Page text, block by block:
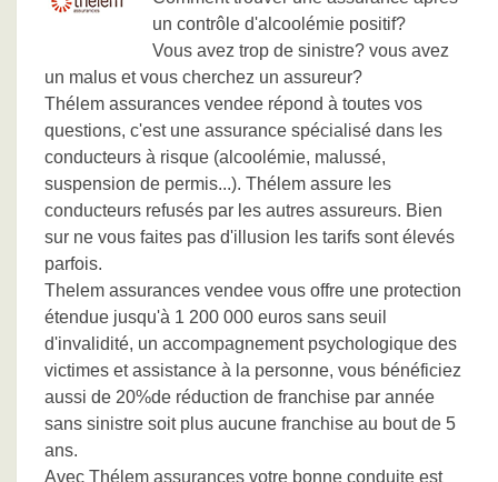
un contrôle d'alcoolémie positif?
Vous avez trop de sinistre? vous avez
un malus et vous cherchez un assureur?
Thélem assurances vendee répond à toutes vos
questions, c'est une assurance spécialisé dans les
conducteurs à risque (alcoolémie, malussé,
suspension de permis...). Thélem assure les
conducteurs refusés par les autres assureurs. Bien
sur ne vous faites pas d'illusion les tarifs sont élevés
parfois.
Thelem assurances vendee vous offre une protection
étendue jusqu'à 1 200 000 euros sans seuil
d'invalidité, un accompagnement psychologique des
victimes et assistance à la personne, vous bénéficiez
aussi de 20%de réduction de franchise par année
sans sinistre soit plus aucune franchise au bout de 5
ans.
Avec Thélem assurances votre bonne conduite est